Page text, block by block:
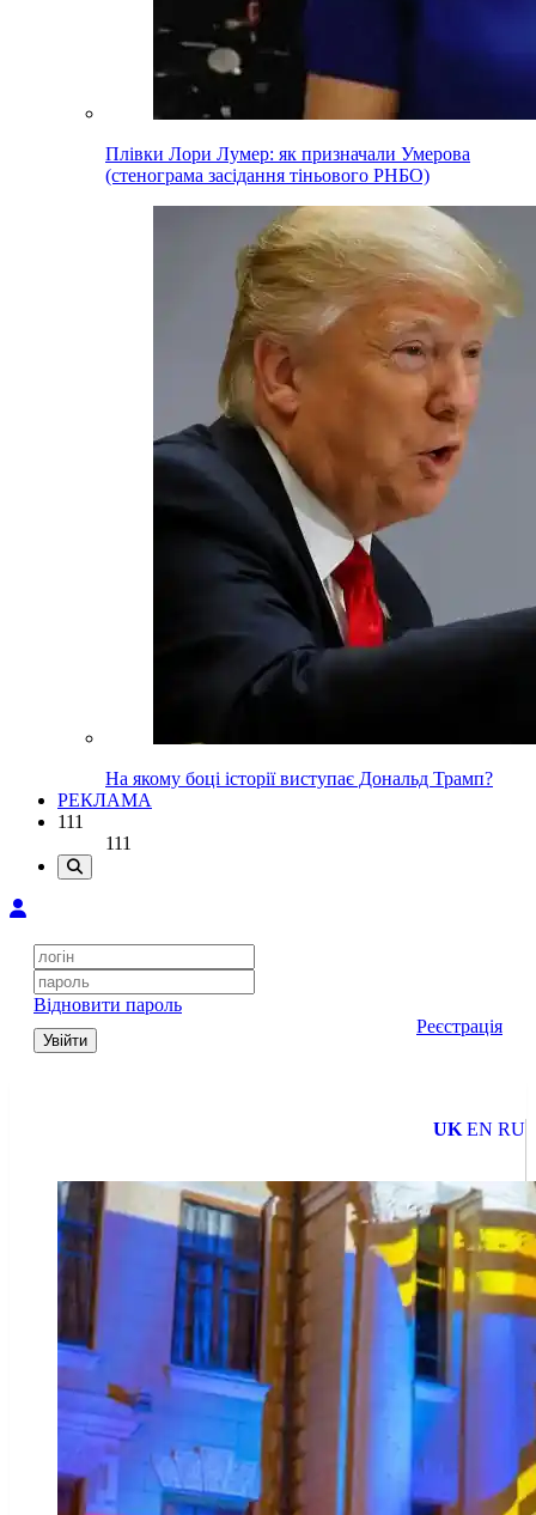
Плівки Лори Лумер: як призначали Умерова
(стенограма засідання тіньового РНБО)
На якому боці історії виступає Дональд Трамп?
РЕКЛАМА
111
111
Відновити пароль
Увійти
Реєстрація
UK EN RU